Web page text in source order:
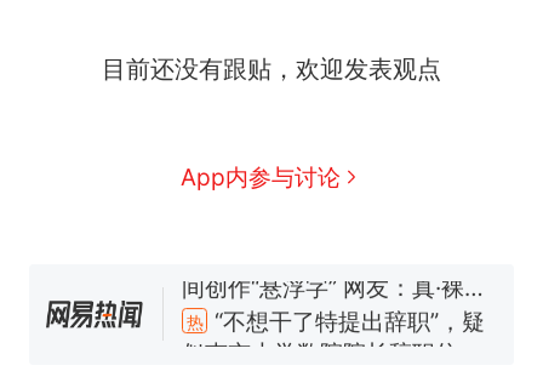
目前还没有跟贴，欢迎发表观点
App内参与讨论
窝，原地守1天等它长大：挖了
来源：参考消息）
笔试第一被第二名传话劝弃考
官方通报
3D！
热 “不想干了特提出辞职”，疑
似南京大学数院院长辞职信流